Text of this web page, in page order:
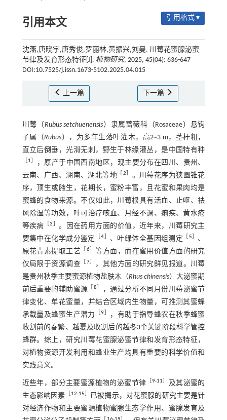
引用本文 引用格式 ▾
沈燕,唐晓宇,唐秀俊,罗丽林,黄振兴,刘曼. 川莓花蜜腺泌蜜
节律及发育形态特征[J]. 植物研究, 2025, 45(04): 636-647
DOI:10.7525/j.issn.1673-5102.2025.04.015
上一篇 下一篇
川莓（Rubus setchuenensis）隶属蔷薇科（Rosaceae）悬钩
子属（Rubus），为多年生落叶灌木，高2~3 m，茎杆粗，
直立后倒垂，光滑无刺，野生于林缘灌丛，是中国特有种
1
，原产于中国西南地区，现主要分布在四川、贵州、
云南、广西、湖南、湖北等地
2
。川莓花序为狭圆锥花
序，顶生或腋生，花期长，蜜粉丰富，且花蜜和果肉均是
蜜蜂的食物来源。不仅如此，川莓根具有活血、止呕、祛
风除湿等功效，叶可治疗咳血、月经不调、痢疾、黄水疮
等疾病 ［3
。因在药用方面的价值，近年来，川莓研究主
要集中在化学成分鉴定
［4 、叶绿体全基因组测定 5
、
原花青素提取工艺
6］等方面，而在蜜用价值方面的研究
仅局限于资源调查
7］
，其他方面的研究鲜见报道。川莓
是贵州秋季主要蜜源植物盐肤木（Rhus chinensis）大泌蜜期
前后重要的辅助蜜源
8
，通过分析不同月份川莓泌蜜节
律变化、单花蜜量，并结合区域内生物量，可推测其蜜蜂
承载量及蜂蜜生产潜力
［9
，有助于指导蜂农在秋季蜂蜜
收割前的春繁、越夏及收割后的越冬3个关键阶段科学管控
蜂群。综上，研究川莓花蜜腺泌蜜节律和发育形态特征，
对植物资源开发利用和蜂业生产均具有重要的科学价值和
实践意义。
近些年，部分主要蜜源植物的泌蜜节律 9-11
及其泌蜜的
生态影响因素
12-15
已被揭示，对花蜜腺的研究主要是针
对经济作物和主要蜜源植物蜜腺生态学作用、蜜腺发育及